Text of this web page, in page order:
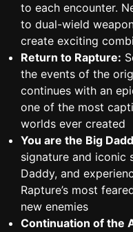
to each encounter.
to dual-wield
create exciting
Return to Rapture:
the events of the
continues with an
one of the most
worlds ever created
You are the Big
signature and iconic
Daddy, and
Rapture’s most
new enemies
Continuation of the